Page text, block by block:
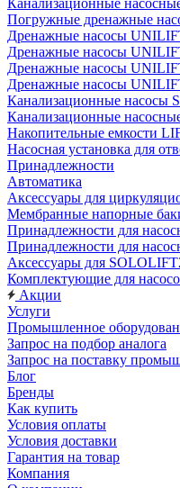
Канализационные
Погружные дренажные
Дренажные насосы
Дренажные насосы
Дренажные насосы
Дренажные насосы
Канализационные насосы
Канализационные
Накопительные емкости
Насосная установка для
Принадлежности
Автоматика
Аксессуары для
Мембранные напорные
Принадлежности для
Принадлежности для
Аксессуары для
Комплектующие для
Акции
Услуги
Промышленное
Запрос на подбор аналога
Запрос на поставку
Блог
Бренды
Как купить
Условия оплаты
Условия доставки
Гарантия на товар
Компания